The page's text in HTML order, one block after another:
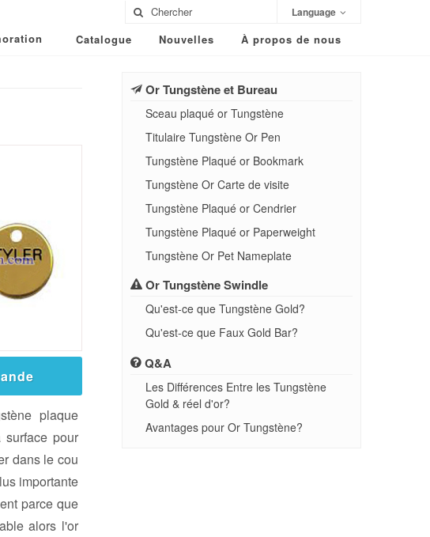
Language
Catalogue Nouvelles À propos de nous
plaque
pour
dans le cou
importante
parce que
alors l'or
Or Tungstène et Bureau
Sceau plaqué or Tungstène
Titulaire Tungstène Or Pen
Tungstène Plaqué or Bookmark
Tungstène Or Carte de visite
Tungstène Plaqué or Cendrier
Tungstène Plaqué or Paperweight
Tungstène Or Pet Nameplate
Or Tungstène Swindle
Qu'est-ce que Tungstène Gold?
Qu'est-ce que Faux Gold Bar?
Q&A
Les Différences Entre les Tungstène
Gold & réel d'or?
Avantages pour Or Tungstène?